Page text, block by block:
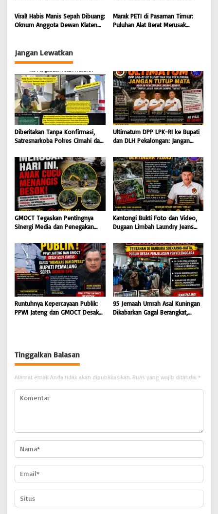
Diperas” Bupati Pemalang Serta
Oknum KPK
Komitmen Layanan Sesuai Aturan
Viral! Habis Manis Sepah Dibuang:
Oknum Anggota Dewan Klaten
keterangan
Marak PETI di Pasaman Timur:
Puluhan Alat Berat Merusak
Jangan Lewatkan
Diberitakan Tanpa Konfirmasi,
Satresnarkoba Polres Cimahi dan
Sepihak
Ultimatum DPP LPK-RI ke Bupati
dan DLH Pekalongan: Jangan
Limbah Laundry, Siap Tempuh
Jalur Hukum Sampai Tingkat
Pusat
GMOCT Tegaskan Pentingnya
Sinergi Media dan Penegakan
Kabupaten Limapuluh Kota
Kantongi Bukti Foto dan Video,
Dugaan Limbah Laundry Jeans
RI dan GMOCT Desak KLH, Polri
Hingga Kejaksaan Bertindak
Tegas
Runtuhnya Kepercayaan Publik:
PPWI Jateng dan GMOCT Desak
95 Jemaah Umrah Asal Kuningan
Dikabarkan Gagal Berangkat,
Tinggalkan Balasan
Alamat email Anda tidak akan dipublikasikan. Ruas yang wajib ditandai *